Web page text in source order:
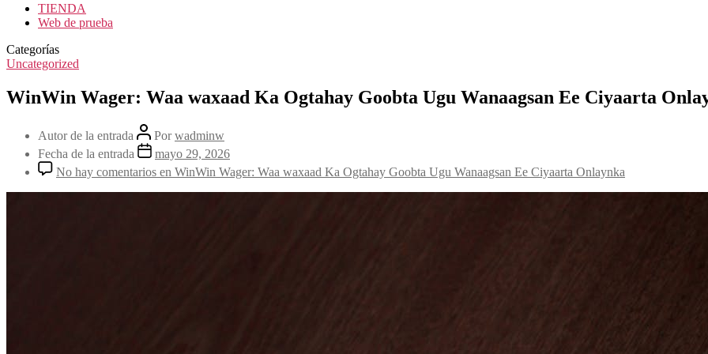
TIENDA
Web de prueba
Categorías
Uncategorized
WinWin Wager: Waa waxaad Ka Ogtahay Goobta Ugu Wanaagsan Ee Ciyaarta
Autor de la entrada Porwadminw
Fecha de la entrada
mayo 29, 2026
No hay comentarios en WinWin Wager: Waa waxaad Ka Ogtahay Goobta Ugu Wanaagsan Ee Ciyaarta Onlaynka